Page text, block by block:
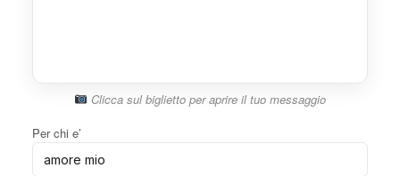
Clicca sul biglietto per aprire il tuo messaggio
Per chi e’